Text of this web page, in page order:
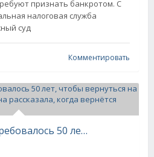
признать банкротом. С
налоговая служба
суд
Комментировать
"Человечеству потребовалось 50 лет, чтобы вернуться на Луну". Эльвира Набиуллина рассказала, когда вернётся инфляция в 4%